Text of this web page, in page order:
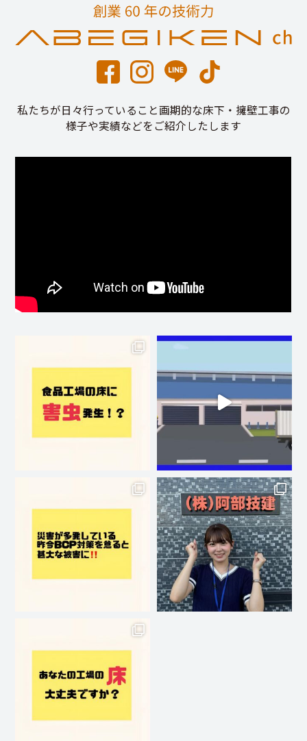
私たちが日々行っていること画期的な床下・擁壁工事の
様子や実績などをご紹介したします